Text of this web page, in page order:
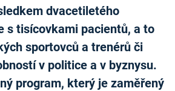
dvacetiletého
s tisícovkami pacientů, a to
sportovců a trenérů či
v politice a v byznysu.
program, který je zaměřený